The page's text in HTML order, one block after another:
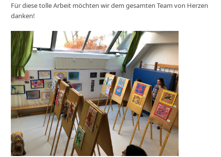
Für diese tolle Arbeit möchten wir dem gesamten Team von Herzen
danken!